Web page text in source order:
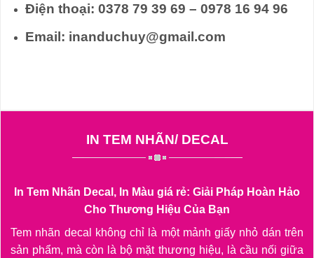
Điện thoại: 0378 79 39 69 – 0978 16 94 96
Email: inanduchuy@gmail.com
IN TEM NHÃN/ DECAL
In Tem Nhãn Decal, In Màu giá rẻ: Giải Pháp Hoàn Hảo
Cho Thương Hiệu Của Bạn
Tem nhãn decal không chỉ là một mảnh giấy nhỏ dán trên
sản phẩm, mà còn là bộ mặt thương hiệu, là cầu nối giữa